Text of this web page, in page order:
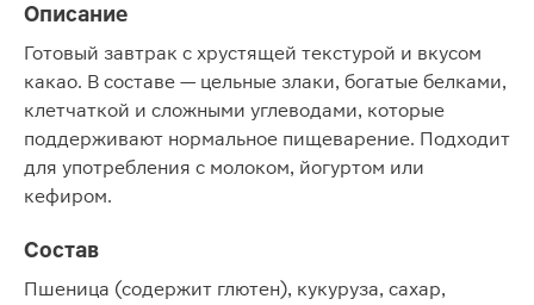
Описание
Готовый завтрак с хрустящей текстурой и вкусом
какао. В составе — цельные злаки, богатые белками,
клетчаткой и сложными углеводами, которые
поддерживают нормальное пищеварение. Подходит
для употребления с молоком, йогуртом или
кефиром.
Состав
Пшеница (содержит глютен), кукуруза, сахар,